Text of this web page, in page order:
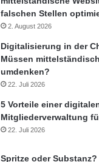
falschen Stellen
2. August 2026
Digitalisierung in der
Müssen
umdenken?
22. Juli 2026
5 Vorteile einer
Mitgliederverwaltung
22. Juli 2026
Spritze oder Substanz?